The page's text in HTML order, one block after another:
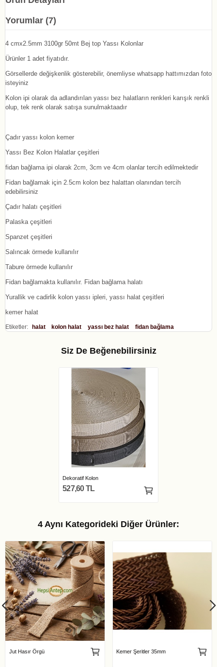
Yorumlar (7)
4 cmx2.5mm 3100gr 50mt Bej top Yassı Kolonlar
Ürünler 1 adet fiyatıdır.
Görsellerde değişkenlik gösterebilir, önemliyse whatsapp hattımızdan foto
isteyiniz
Kolon ipi olarak da adlandırılan yassı bez halatların renkleri karışık renkli
olup, tek renk olarak satışa sunulmaktaadır
Çadır yassı kolon kemer
Yassı Bez Kolon Halatlar çeşitleri
fidan bağlama ipi olarak 2cm, 3cm ve 4cm olanlar tercih edilmektedir
Fidan bağlamak için 2.5cm kolon bez halattan olanından tercih
edebilirsiniz
Çadır halatı çeşitleri
Palaska çeşitleri
Spanzet çeşitleri
Salıncak örmede kullanılır
Tabure örmede kullanılır
Fidan bağlamakta kullanılır. Fidan bağlama halatı
Yurallik ve cadirlik kolon yassı ipleri, yassı halat çeşitleri
kemer halat
Etiketler: halat kolon halat yassı bez halat fidan bağlama
Siz De Beğenebilirsiniz
Dekoratif Kolon
527,60 TL
4 Aynı Kategorideki Diğer Ürünler:
Jut Hasır Örgü Kemer Şeritler 35mm